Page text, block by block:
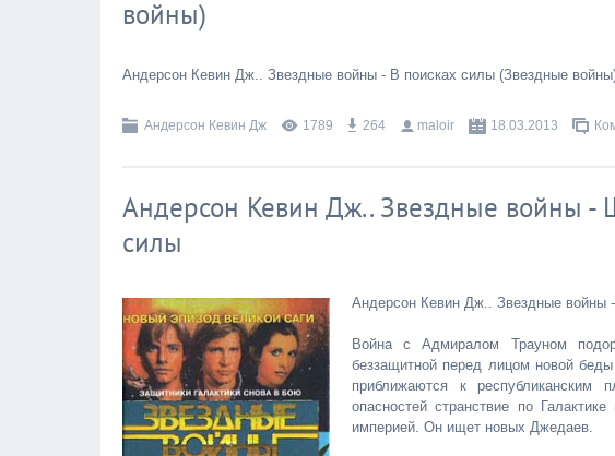
войны)
Андерсон Кевин Дж.. Звездные войны - В поисках силы (Звездные
Андерсон Кевин Дж 1789 264 maloir 18.03.2013
Андерсон Кевин Дж.. Звездные войны -
силы
Андерсон Кевин Дж.. Звездные
Война с Адмиралом Трауном
беззащитной перед лицом новой
приближаются к республиканским
опасностей странствие по
империей. Он ищет новых Джедаев.